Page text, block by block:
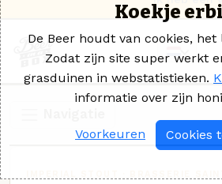
Koekje
De Beer houdt van cookies,
Zodat zijn site super werkt
grasduinen in webstatistieken.
informatie over zijn
Voorkeuren Cookies